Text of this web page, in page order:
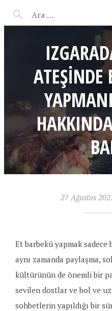
AHMET
ATEŞINDE
MANGAL
HIZMETLERI
ATEŞINDE
27 Ağustos
Et barbekü yapmak
aynı zamanda paylaşma,
kültürünün de önemli bir
sevilen dostlar ve bol ve
sohbetlerin yapıldığı bir